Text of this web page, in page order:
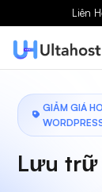
Liên
GIẢM GIÁ
Lưu trữ